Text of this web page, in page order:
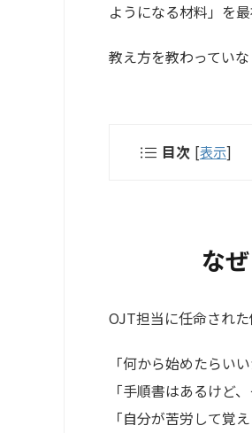
ようになる材料」を
教え方を教わってい
目次 [表示]
な
OJT担当に任命された
「何から始めたらい
「手順書はあるけど
「自分が苦労して覚